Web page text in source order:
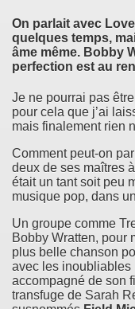
On parlait avec
quelques temps,
âme même. Bobby
perfection est au
Je ne pourrai pas
pour cela que j’ai
mais finalement rien
Comment peut-on
deux de ses maîtres
était un tant soit peu
musique pop, dans
Un groupe comme
Bobby Wratten, pour
plus belle chanson
avec les inoubliables
accompagné de son
transfuge de Sarah